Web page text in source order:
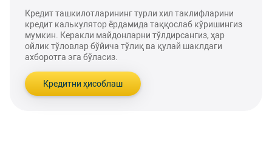
Кредит ташкилотларининг турли хил таклифларини
кредит калькулятор ёрдамида таққослаб кўришингиз
мумкин. Керакли майдонларни тўлдирсангиз, ҳар
ойлик тўловлар бўйича тўлиқ ва қулай шаклдаги
ахборотга эга бўласиз.
Кредитни ҳисоблаш